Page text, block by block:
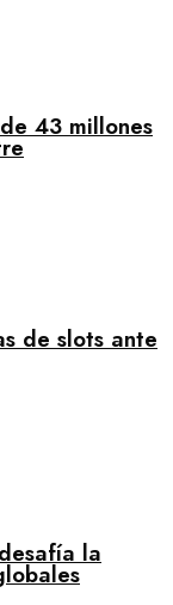
43 millones
de slots ante
la